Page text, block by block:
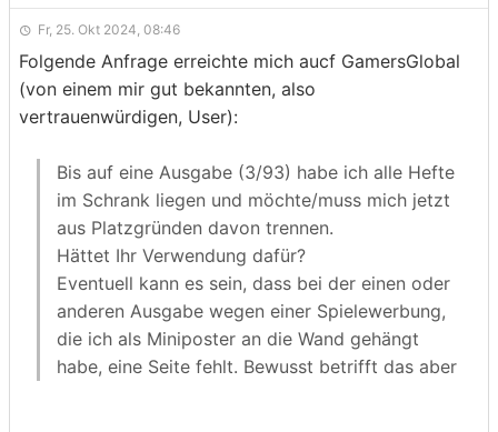
Hat jemand Interesse daran?
Fr, 25. Okt 2024, 08:46
Folgende Anfrage erreichte mich aucf GamersGlobal
(von einem mir gut bekannten, also
vertrauenwürdigen, User):
Bis auf eine Ausgabe (3/93) habe ich alle Hefte
im Schrank liegen und möchte/muss mich jetzt
aus Platzgründen davon trennen.
Hättet Ihr Verwendung dafür?
Eventuell kann es sein, dass bei der einen oder
anderen Ausgabe wegen einer Spielewerbung,
die ich als Miniposter an die Wand gehängt
habe, eine Seite fehlt. Bewusst betrifft das aber